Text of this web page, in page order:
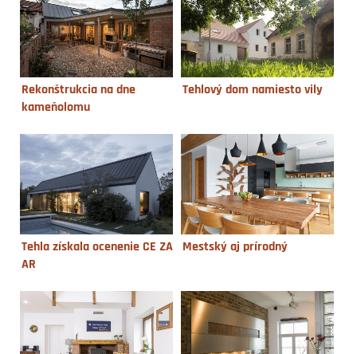
Rekonštrukcia na dne
kameňolomu
Tehlový dom namiesto vily
Tehla získala ocenenie CE ZA
AR
Mestský aj prírodný